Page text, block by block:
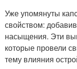
Уже упомянуты
свойством:
насыщения. Эти
которые провели
тему влияния